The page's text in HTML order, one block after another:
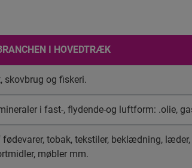
I HOVEDTRÆK
skovbrug og fiskeri.
i fast-, flydende-og luftform: .olie,
tobak, tekstiler, beklædning,
møbler mm.